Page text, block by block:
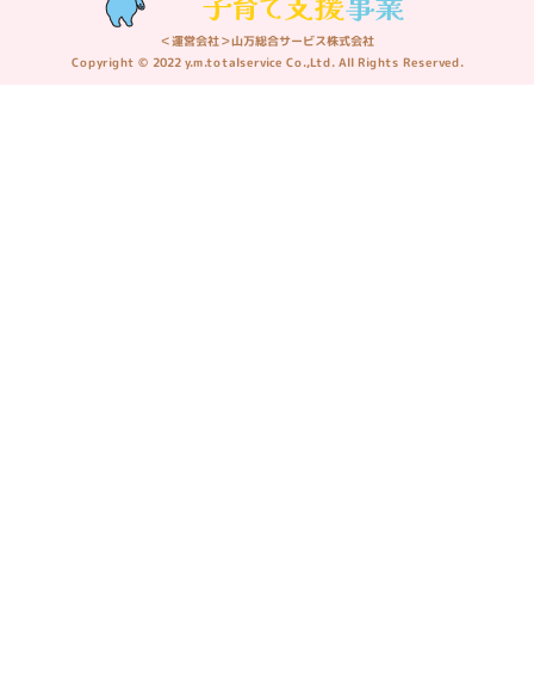
＜運営会社＞山万総合サービス株式会社
Copyright © 2022 y.m.totalservice Co.,Ltd. All Rights Reserved.